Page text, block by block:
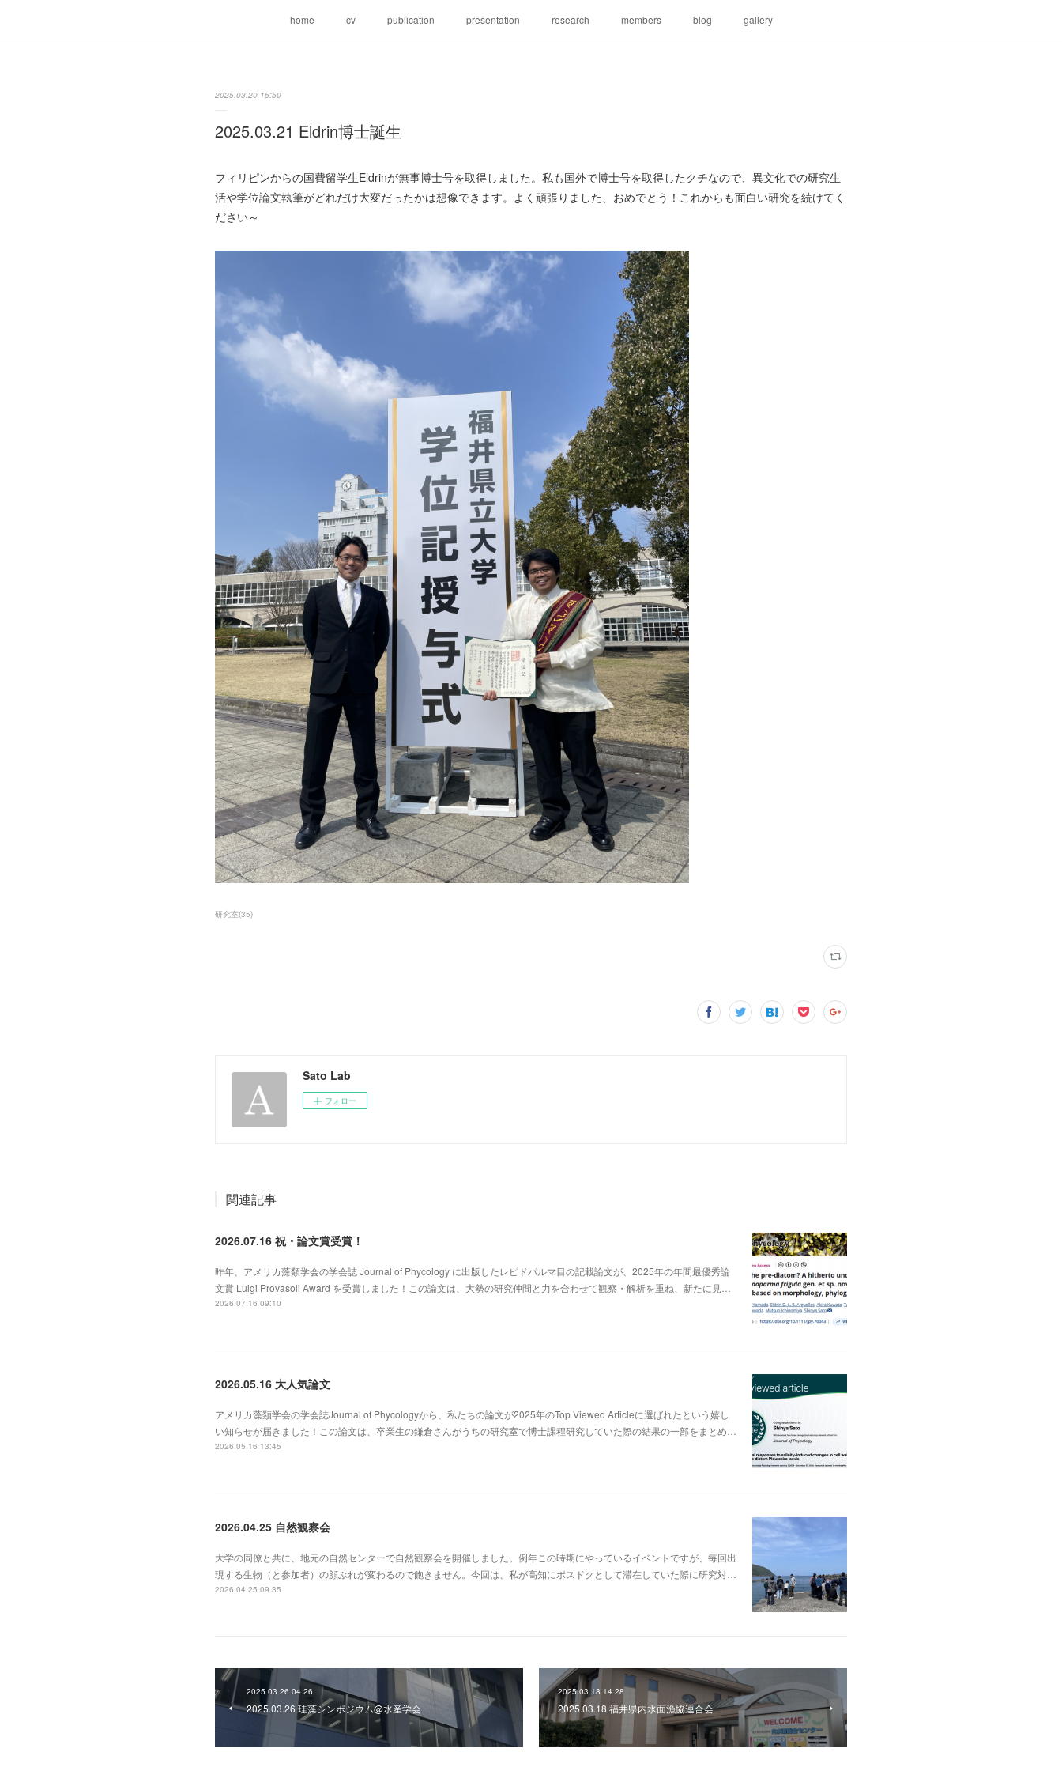
home cv publication presentation research members blog gallery
2025.03.20 15:50
2025.03.21 Eldrin博士誕生
フィリピンからの国費留学生Eldrinが無事博士号を取得しました。私も国外で博士号を取得したクチなので、異文化での研究生
活や学位論文執筆がどれだけ大変だったかは想像できます。よく頑張りました、おめでとう！これからも面白い研究を続けてく
ださい～
研究室(35)
Sato Lab
フォロー
関連記事
2026.07.16 祝・論文賞受賞！
昨年、アメリカ藻類学会の学会誌 Journal of Phycology に出版したレピドパルマ目の記載論文が、2025年の年間最優秀論
文賞 Luigi Provasoli Award を受賞しました！この論文は、大勢の研究仲間と力を合わせて観察・解析を重ね、新たに見…
2026.07.16 09:10
2026.05.16 大人気論文
アメリカ藻類学会の学会誌Journal of Phycologyから、私たちの論文が2025年のTop Viewed Articleに選ばれたという嬉し
い知らせが届きました！この論文は、卒業生の鎌倉さんがうちの研究室で博士課程研究していた際の結果の一部をまとめ…
2026.05.16 13:45
2026.04.25 自然観察会
大学の同僚と共に、地元の自然センターで自然観察会を開催しました。例年この時期にやっているイベントですが、毎回出
現する生物（と参加者）の顔ぶれが変わるので飽きません。今回は、私が高知にポスドクとして滞在していた際に研究対…
2026.04.25 09:35
2025.03.26 04:26
2025.03.26 珪藻シンポジウム@水産学会
2025.03.18 14:28
2025.03.18 福井県内水面漁協連合会